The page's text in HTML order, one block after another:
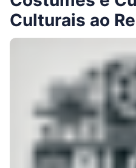
Culturais ao